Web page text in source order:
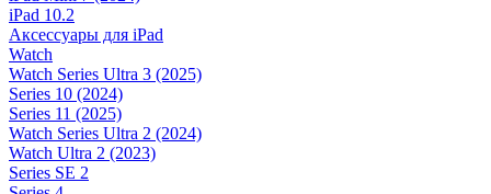
iPad 10.2
Аксессуары для iPad
Watch
Watch Series Ultra 3 (2025)
Series 10 (2024)
Series 11 (2025)
Watch Series Ultra 2 (2024)
Watch Ultra 2 (2023)
Series SE 2